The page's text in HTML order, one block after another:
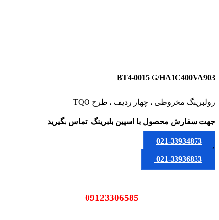
BT4-0015 G/HA1C400VA903
رولبرینگ مخروطی ، چهار ردیف ، طرح TQO
جهت سفارش محصول با اسپین بلبرینگ تماس بگیرید
021-33934873
یا
021-33936833